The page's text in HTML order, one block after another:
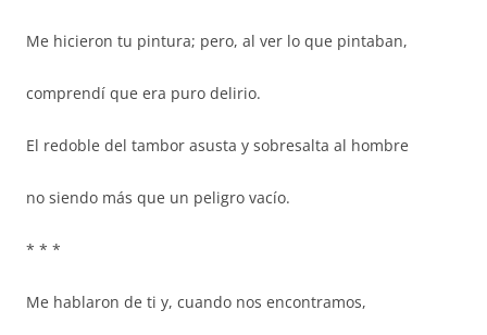
Me hicieron tu pintura; pero, al ver lo que pintaban,
comprendí que era puro delirio.
El redoble del tambor asusta y sobresalta al hombre
no siendo más que un peligro vacío.
* * *
Me hablaron de ti y, cuando nos encontramos,